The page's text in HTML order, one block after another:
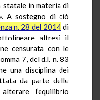
statale in materia di
A sostegno di ciò
n. 28 del 2014 di
altresì il
censurata con le
7, del d.l. n. 83
una disciplina dei
da parte delle
l’equilibrio